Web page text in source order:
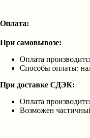
Оплата:
При самовывозе:
Оплата
Способы оплаты:
При доставке СДЭК:
Оплата
Возможен